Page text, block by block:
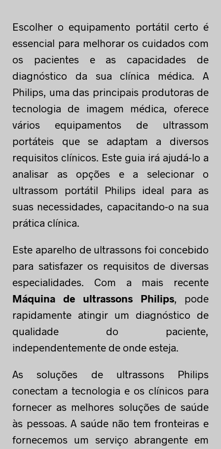
Escolher o equipamento portátil certo é
essencial para melhorar os cuidados com
os pacientes e as capacidades de
diagnóstico da sua clínica médica. A
Philips, uma das principais produtoras de
tecnologia de imagem médica, oferece
vários equipamentos de ultrassom
portáteis que se adaptam a diversos
requisitos clínicos. Este guia irá ajudá-lo a
analisar as opções e a selecionar o
ultrassom portátil Philips ideal para as
suas necessidades, capacitando-o na sua
prática clínica.
Este aparelho de ultrassons foi concebido
para satisfazer os requisitos de diversas
especialidades. Com a mais recente
Máquina de ultrassons Philips, pode
rapidamente atingir um diagnóstico de
qualidade do paciente,
independentemente de onde esteja.
As soluções de ultrassons Philips
conectam a tecnologia e os clínicos para
fornecer as melhores soluções de saúde
às pessoas. A saúde não tem fronteiras e
fornecemos um serviço abrangente em